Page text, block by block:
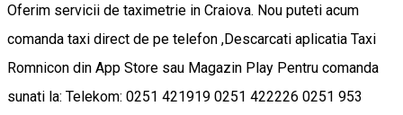
Oferim servicii de taximetrie in Craiova. Nou puteti acum
comanda taxi direct de pe telefon ,Descarcati aplicatia Taxi
Romnicon din App Store sau Magazin Play Pentru comanda
sunati la: Telekom: 0251 421919 0251 422226 0251 953